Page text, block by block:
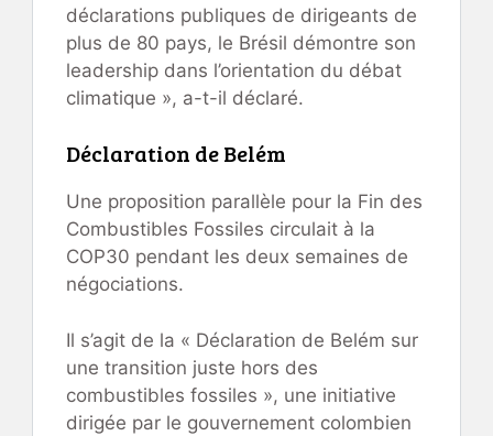
déclarations publiques de dirigeants de
plus de 80 pays, le Brésil démontre son
leadership dans l’orientation du débat
climatique », a-t-il déclaré.
Déclaration de Belém
Une proposition parallèle pour la Fin des
Combustibles Fossiles circulait à la
COP30 pendant les deux semaines de
négociations.
Il s’agit de la « Déclaration de Belém sur
une transition juste hors des
combustibles fossiles », une initiative
dirigée par le gouvernement colombien